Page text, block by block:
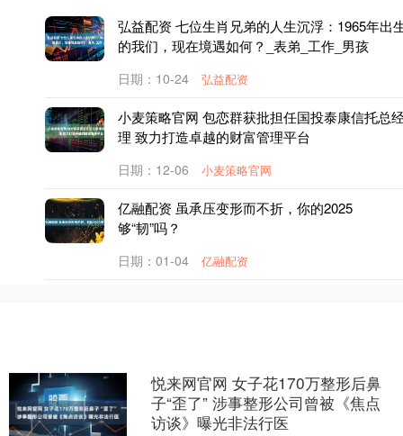
弘益配资 七位生肖兄弟的人生沉浮：1965年出
的我们，现在境遇如何？_表弟_工作_男孩
日期：10-24 弘益配资
小麦策略官网 包恋群获批担任国投泰康信托总
理 致力打造卓越的财富管理平台
日期：12-06 小麦策略官网
亿融配资 虽承压变形而不折，你的2025
够“韧”吗？
日期：01-04 亿融配资
悦来网官网 女子花170万整形后鼻
子“歪了” 涉事整形公司曾被《焦点
访谈》曝光非法行医